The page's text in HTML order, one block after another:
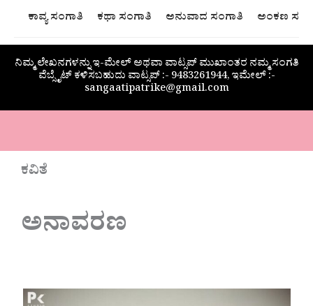
ಕಾವ್ಯ ಸಂಗಾತಿ ಕಥಾ ಸಂಗಾತಿ ಅನುವಾದ ಸಂಗಾತಿ ಅಂಕಣ
ನಿಮ್ಮ ಲೇಖನಗಳನ್ನು ಇ-ಮೇಲ್ ಅಥವಾ ವಾಟ್ಸಪ್ ಮುಖಾಂತರ ನಮ್ಮ ಸಂಗತಿ
ವೆಬ್ಸೈಟ್ ಕಳಿಸಬಹುದು ವಾಟ್ಸಪ್‌ :- 9483261944, ಇಮೇಲ್ :-
sangaatipatrike@gmail.com
ಕವಿತೆ
ಅನಾವರಣ